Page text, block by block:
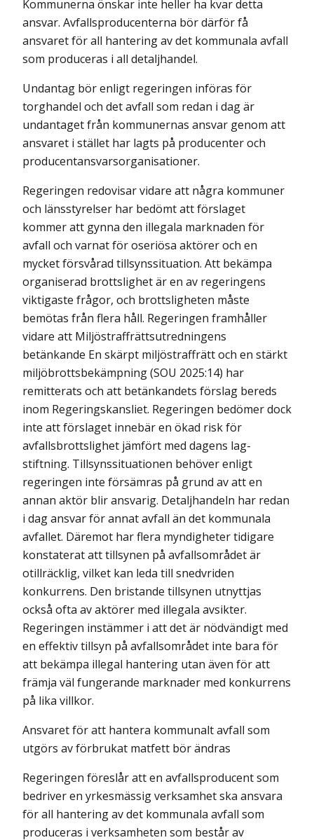
Kommunerna önskar inte heller ha kvar detta
ansvar. Avfallsproducenterna bör därför få
ansvaret för all hantering av det kommunala avfall
som produceras i all detaljhandel.
Undantag bör enligt regeringen införas för
torghandel och det avfall som redan i dag är
undantaget från kommunernas ansvar genom att
ansvaret i stället har lagts på producenter och
producentansvarsorganisationer.
Regeringen redovisar vidare att några kommuner
och länsstyrelser har bedömt att förslaget
kommer att gynna den illegala marknaden för
avfall och varnat för oseriösa aktörer och en
mycket försvårad tillsynssituation. Att bekämpa
organiserad brottslighet är en av regeringens
viktig­aste frågor, och brottsligheten måste
bemötas från flera håll. Regeringen framhåller
vidare att Miljöstraffrättsutredningens
betänkande En skärpt miljöstraffrätt och en stärkt
miljöbrottsbekämpning (SOU 2025:14) har
remitterats och att betänkandets förslag bereds
inom Regeringskansliet. Regeringen bedömer dock
inte att förslaget innebär en ökad risk för
avfallsbrottslighet jämfört med dagens lag­
stiftning. Tillsynssituationen behöver enligt
regeringen inte försämras på grund av att en
annan aktör blir ansvarig. Detaljhandeln har redan
i dag ansvar för annat avfall än det kommunala
avfallet. Däremot har flera myndigheter tidigare
konstaterat att tillsynen på avfallsområdet är
otillräcklig, vilket kan leda till snedvriden
konkurrens. Den bristande tillsynen utnyttjas
också ofta av aktörer med illegala avsikter.
Regeringen instämmer i att det är nödvändigt med
en effektiv tillsyn på avfallsområdet inte bara för
att bekämpa illegal hantering utan även för att
främja väl fungerande marknader med konkurrens
på lika villkor.
Ansvaret för att hantera kommunalt avfall som
utgörs av förbrukat matfett bör ändras
Regeringen föreslår att en avfallsproducent som
bedriver en yrkesmässig verk­samhet ska ansvara
för all hantering av det kommunala avfall som
produceras i verksamheten som består av